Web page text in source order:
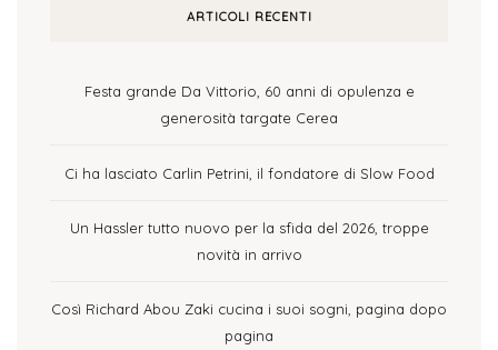
ARTICOLI RECENTI
Festa grande Da Vittorio, 60 anni di opulenza e
generosità targate Cerea
Ci ha lasciato Carlin Petrini, il fondatore di Slow Food
Un Hassler tutto nuovo per la sfida del 2026, troppe
novità in arrivo
Così Richard Abou Zaki cucina i suoi sogni, pagina dopo
pagina